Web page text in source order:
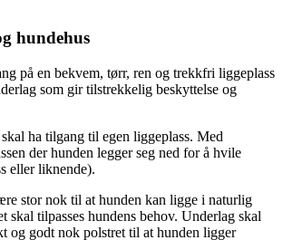
hundehus
på en bekvem, tørr, ren og trekkfri liggeplass
som gir tilstrekkelig beskyttelse og
ha tilgang til egen liggeplass. Med
der hunden legger seg ned for å hvile
eller liknende).
stor nok til at hunden kan ligge i naturlig
skal tilpasses hundens behov. Underlag skal
og godt nok polstret til at hunden ligger